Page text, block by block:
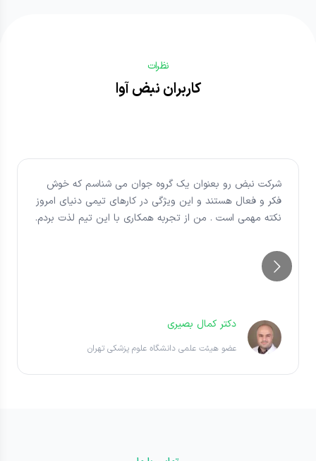
نظرات
کاربران نبض آوا
شرکت نبض رو بعنوان یک گروه جوان می شناسم که خوش
فکر و فعال هستند و این ویژگی در کارهای تیمی دنیای امروز
نکته مهمی است . من از تجربه همکاری با این تیم لذت بردم.
دکتر کمال بصیری
عضو هیئت علمی دانشگاه علوم پزشکی تهران